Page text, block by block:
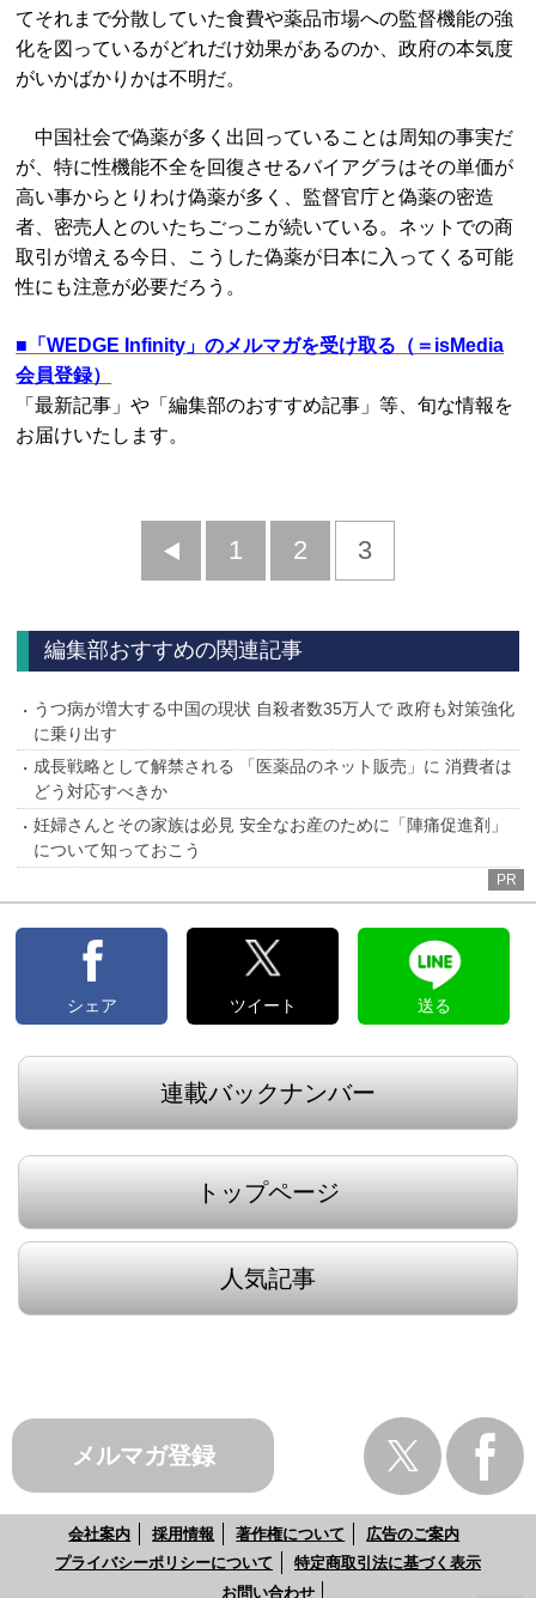
てそれまで分散していた食費や薬品市場への監督機能の強
化を図っているがどれだけ効果があるのか、政府の本気度
がいかばかりかは不明だ。
中国社会で偽薬が多く出回っていることは周知の事実だ
が、特に性機能不全を回復させるバイアグラはその単価が
高い事からとりわけ偽薬が多く、監督官庁と偽薬の密造
者、密売人とのいたちごっこが続いている。ネットでの商
取引が増える今日、こうした偽薬が日本に入ってくる可能
性にも注意が必要だろう。
■ 「WEDGE Infinity」のメルマガを受け取る（＝isMedia
会員登録）
「最新記事」や「編集部のおすすめ記事」等、旬な情報を
お届けいたします。
前
1 2 3
編集部おすすめの関連記事
うつ病が増大する中国の現状 自殺者数35万人で 政府も対策強化
に乗り出す
成長戦略として解禁される 「医薬品のネット販売」に 消費者は
どう対応すべきか
妊婦さんとその家族は必見 安全なお産のために「陣痛促進剤」
について知っておこう
PR
シェア ツイート 送る
連載バックナンバー
トップページ
人気記事
メルマガ登録
会社案内 採用情報 著作権について
広告のご案内
プライバシーポリシーについて
特定商取引法に基づく表示
お問い合わせ